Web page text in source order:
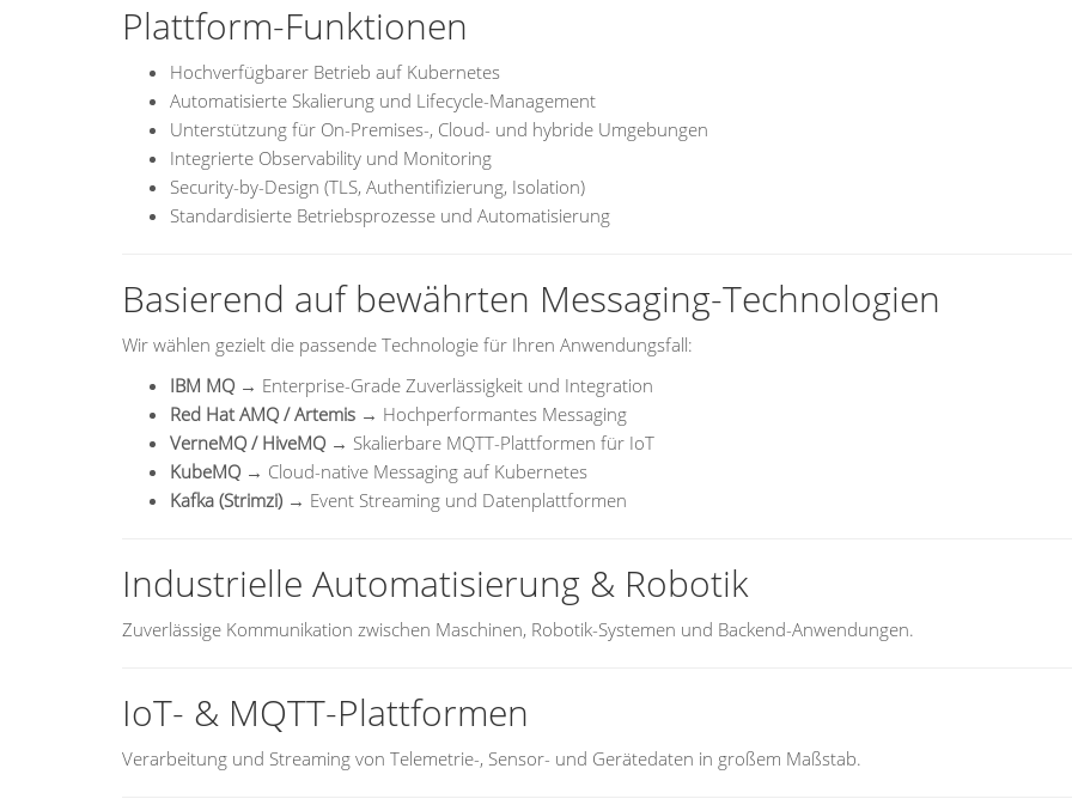
Plattform-Funktionen
Hochverfügbarer Betrieb auf Kubernetes
Automatisierte Skalierung und Lifecycle-Management
Unterstützung für On-Premises-, Cloud- und hybride Umgebungen
Integrierte Observability und Monitoring
Security-by-Design (TLS, Authentifizierung, Isolation)
Standardisierte Betriebsprozesse und Automatisierung
Basierend auf bewährten Messaging-Technologien
Wir wählen gezielt die passende Technologie für Ihren Anwendungsfall:
IBM MQ → Enterprise-Grade Zuverlässigkeit und Integration
Red Hat AMQ / Artemis → Hochperformantes Messaging
VerneMQ / HiveMQ → Skalierbare MQTT-Plattformen für IoT
KubeMQ → Cloud-native Messaging auf Kubernetes
Kafka (Strimzi) → Event Streaming und Datenplattformen
Industrielle Automatisierung & Robotik
Zuverlässige Kommunikation zwischen Maschinen, Robotik-Systemen und Backend-Anwendungen.
IoT- & MQTT-Plattformen
Verarbeitung und Streaming von Telemetrie-, Sensor- und Gerätedaten in großem Maßstab.